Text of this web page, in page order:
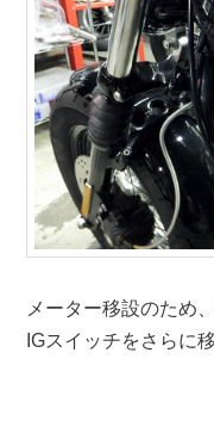
メーター移設のため
IGスイッチをさらに移